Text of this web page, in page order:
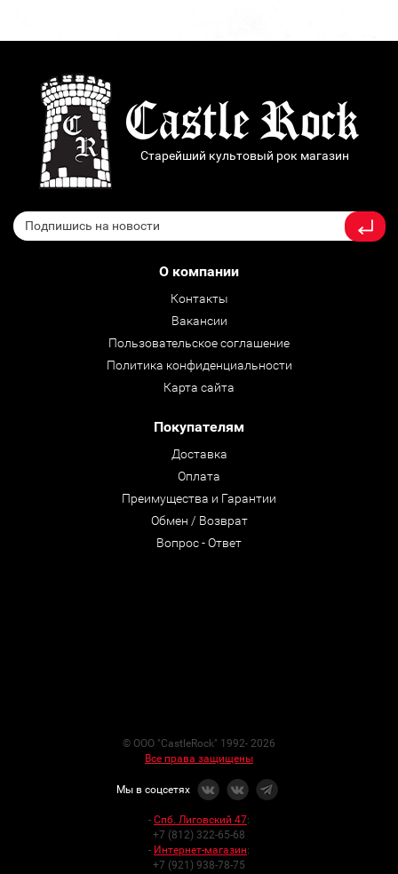
Старейший культовый рок магазин
О компании
Контакты
Вакансии
Пользовательское соглашение
Политика конфиденциальности
Карта сайта
Покупателям
Доставка
Оплата
Преимущества и Гарантии
Обмен / Возврат
Вопрос - Ответ
© ООО "CastleRock" 1992- 2026
Все права защищены
Мы в соцсетях
- Спб. Лиговский 47:
+7 (812) 322-65-68
- Интернет-магазин:
+7 (921) 938-78-75